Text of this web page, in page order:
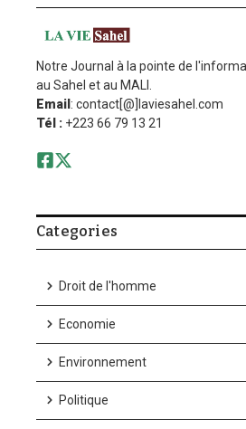
Notre Journal à la pointe de
au Sahel et au MALI.
Email : contact[@]laviesahel.com
Tél : +223 66 79 13 21
Categories
Droit de l'homme
Economie
Environnement
Politique